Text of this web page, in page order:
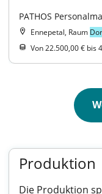
PATHOS
Ennepetal, Raum
Von 22.500,00 € bis
Produktion
Die Produktion